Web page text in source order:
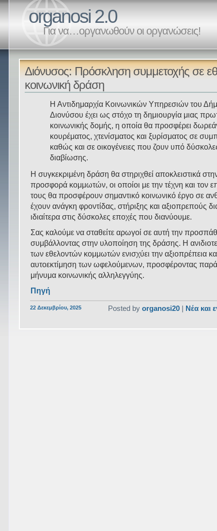
organosi 2.0
Για να…οργανωθούν οι οργανώσεις!
Διόνυσος: Πρόσκληση συμμετοχής σε
κοινωνική δράση
Η Αντιδημαρχία Κοινωνικών Υπηρεσιών του
Διονύσου έχει ως στόχο τη δημιουργία μιας
κοινωνικής δομής, η οποία θα προσφέρει
κουρέματος, χτενίσματος και ξυρίσματος σε
καθώς και σε οικογένειες που ζουν υπό
διαβίωσης.
Η συγκεκριμένη δράση θα στηριχθεί αποκλειστικά
προσφορά κομμωτών, οι οποίοι με την τέχνη και τον
τους θα προσφέρουν σημαντικό κοινωνικό έργο σε
έχουν ανάγκη φροντίδας, στήριξης και αξιοπρεπούς
ιδιαίτερα στις δύσκολες εποχές που διανύουμε.
Σας καλούμε να σταθείτε αρωγοί σε αυτή την
συμβάλλοντας στην υλοποίηση της δράσης. Η
των εθελοντών κομμωτών ενισχύει την αξιοπρέπεια
αυτοεκτίμηση των ωφελούμενων, προσφέροντας
μήνυμα κοινωνικής αλληλεγγύης.
Πηγή
22 Δεκεμβρίου, 2025 Posted byorganosi20 Νέα και